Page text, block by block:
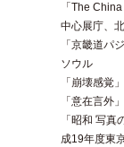
「The
中心展庁、
「京畿道パ
ソウル
「崩壊感覚
「意在言外
「昭和 写
成19年度東